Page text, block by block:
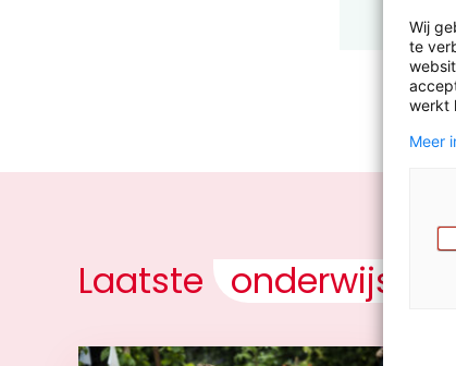
Laatste
Wij
te
werkt
Meer